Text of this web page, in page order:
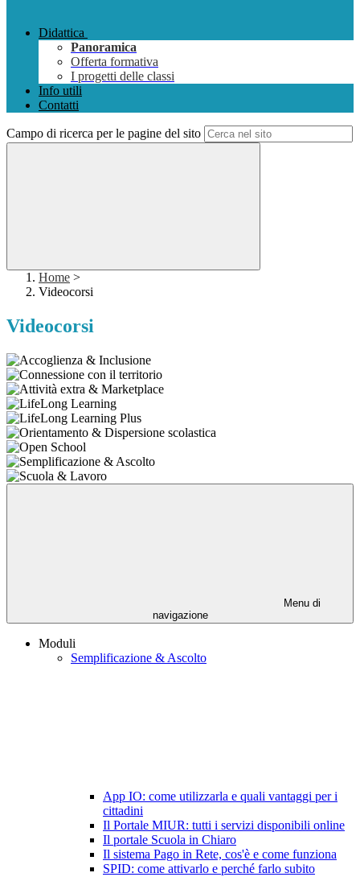
Didattica
Panoramica
Offerta formativa
I progetti delle classi
Info utili
Contatti
Campo di ricerca per le pagine del sito
Home >
Videocorsi
Videocorsi
Menu di
navigazione
Moduli
Semplificazione & Ascolto
App IO: come utilizzarla e quali vantaggi per i
cittadini
Il Portale MIUR: tutti i servizi disponibili online
Il portale Scuola in Chiaro
Il sistema Pago in Rete, cos'è e come funziona
SPID: come attivarlo e perché farlo subito